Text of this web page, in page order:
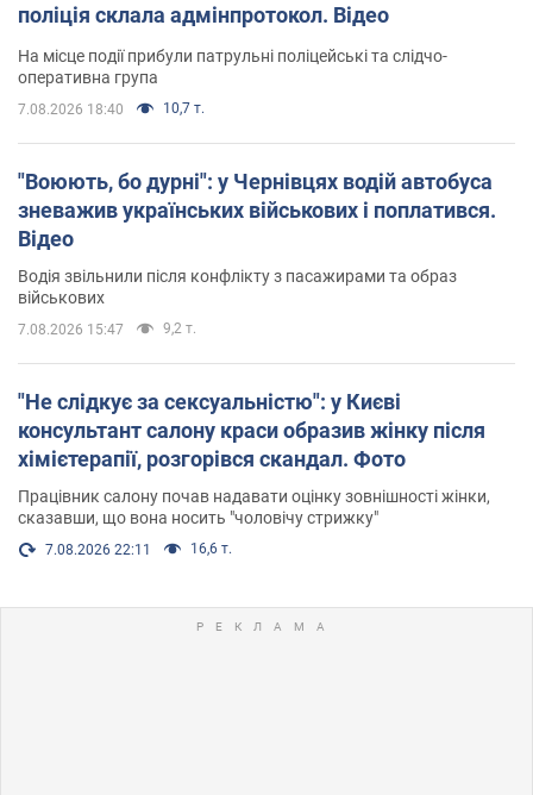
поліція склала адмінпротокол. Відео
На місце події прибули патрульні поліцейські та слідчо-
оперативна група
7.08.2026 18:40 10,7 т.
"Воюють, бо дурні": у Чернівцях водій автобуса
зневажив українських військових і поплатився.
Відео
Водія звільнили після конфлікту з пасажирами та образ
військових
7.08.2026 15:47 9,2 т.
"Не слідкує за сексуальністю": у Києві
консультант салону краси образив жінку після
хімієтерапії, розгорівся скандал. Фото
Працівник салону почав надавати оцінку зовнішності жінки,
сказавши, що вона носить "чоловічу стрижку"
7.08.2026 22:11 16,6 т.